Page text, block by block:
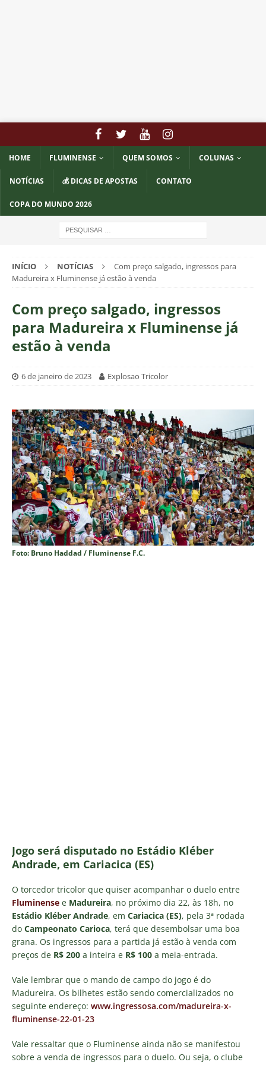
HOME FLUMINENSE QUEM SOMOS COLUNAS
NOTÍCIAS 💰 DICAS DE APOSTAS CONTATO
COPA DO MUNDO 2026
INÍCIO NOTÍCIAS
Com preço salgado, ingressos para
Madureira x Fluminense já estão à venda
Com preço salgado, ingressos
para Madureira x Fluminense já
estão à venda
6 de janeiro de 2023 Explosao Tricolor
Foto: Bruno Haddad / Fluminense F.C.
Jogo será disputado no Estádio Kléber
Andrade, em Cariacica (ES)
O torcedor tricolor que quiser acompanhar o duelo entre
Fluminense e Madureira, no próximo dia 22, às 18h, no
Estádio Kléber Andrade, em Cariacica (ES), pela 3ª rodada
do Campeonato Carioca, terá que desembolsar uma boa
grana. Os ingressos para a partida já estão à venda com
preços de R$ 200 a inteira e R$ 100 a meia-entrada.
Vale lembrar que o mando de campo do jogo é do
Madureira. Os bilhetes estão sendo comercializados no
seguinte endereço: www.ingressosa.com/madureira-x-
fluminense-22-01-23
Vale ressaltar que o Fluminense ainda não se manifestou
sobre a venda de ingressos para o duelo. Ou seja, o clube